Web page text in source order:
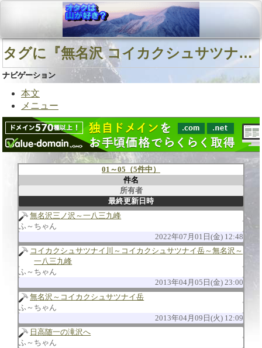
タグに『無名沢 コイカクシュサツナイ川』を含む用語
ナビゲーション
本文
メニュー
01～05（5件中）
件名
所有者
最終更新日時
無名沢三ノ沢～一八三九峰
ふ～ちゃん
2022年07月01日(金) 12:48
コイカクシュサツナイ川～コイカクシュサツナイ岳～無名沢～
一八三九峰
ふ～ちゃん
2013年04月05日(金) 23:00
無名沢～コイカクシュサツナイ岳
ふ～ちゃん
2013年04月09日(火) 12:09
日高随一の滝沢へ
ふ～ちゃん